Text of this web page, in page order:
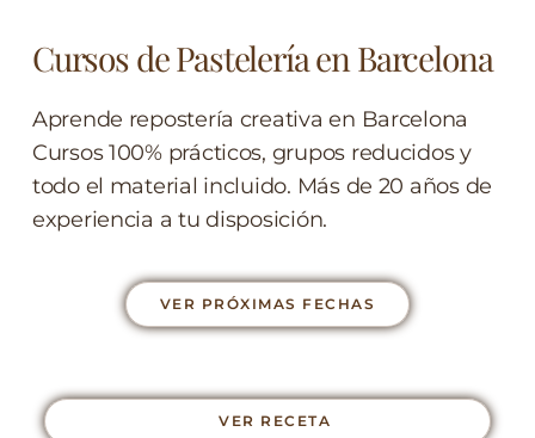
Cursos de Pastelería en Barcelona
Aprende repostería creativa en Barcelona
Cursos 100% prácticos, grupos reducidos y
todo el material incluido. Más de 20 años de
experiencia a tu disposición.
VER PRÓXIMAS FECHAS
VER RECETA